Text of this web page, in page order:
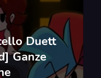
Duett
Ganze